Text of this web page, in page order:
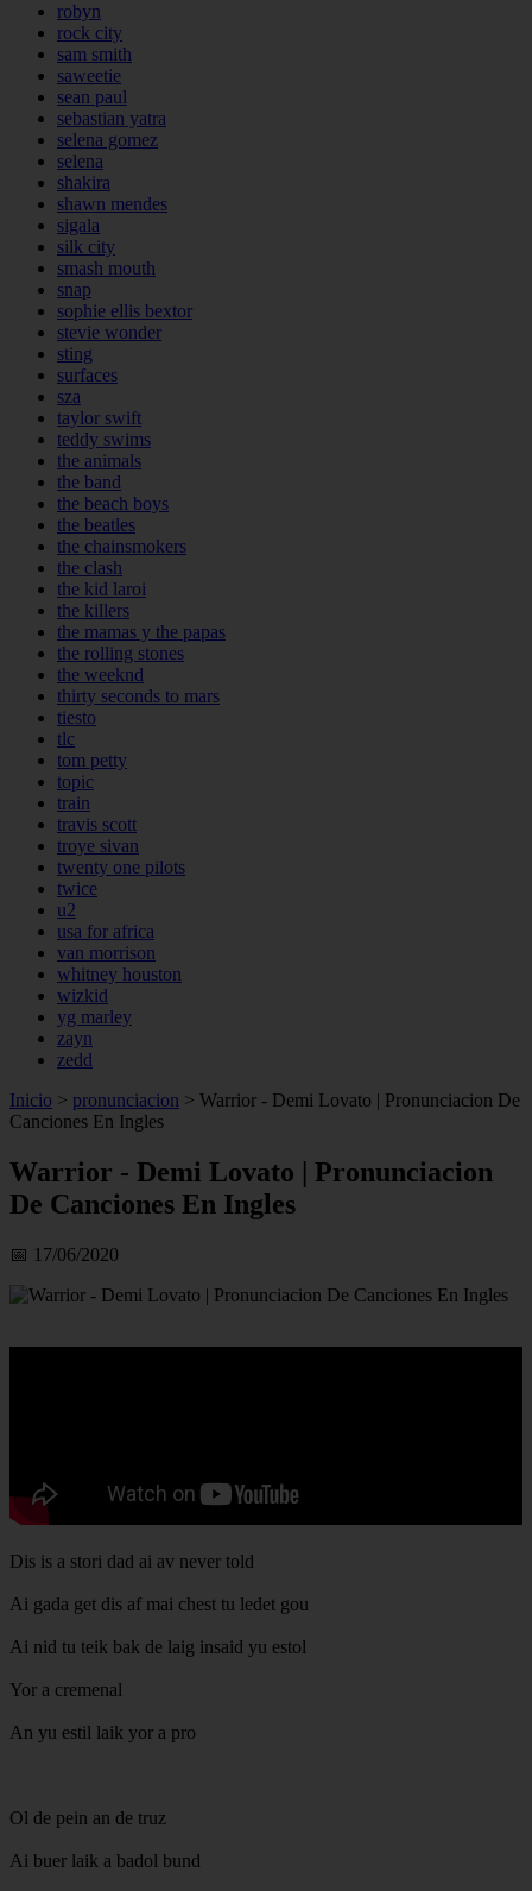
robyn
rock city
sam smith
saweetie
sean paul
sebastian yatra
selena gomez
selena
shakira
shawn mendes
sigala
silk city
smash mouth
snap
sophie ellis bextor
stevie wonder
sting
surfaces
sza
taylor swift
teddy swims
the animals
the band
the beach boys
the beatles
the chainsmokers
the clash
the kid laroi
the killers
the mamas y the papas
the rolling stones
the weeknd
thirty seconds to mars
tiesto
tlc
tom petty
topic
train
travis scott
troye sivan
twenty one pilots
twice
u2
usa for africa
van morrison
whitney houston
wizkid
yg marley
zayn
zedd
Inicio > pronunciacion > Warrior - Demi Lovato | Pronunciacion De
Canciones En Ingles
Warrior - Demi Lovato | Pronunciacion
De Canciones En Ingles
📅 17/06/2020
Dis is a stori dad ai av never told
Ai gada get dis af mai chest tu ledet gou
Ai nid tu teik bak de laig insaid yu estol
Yor a cremenal
An yu estil laik yor a pro
Ol de pein an de truz
Ai buer laik a badol bund